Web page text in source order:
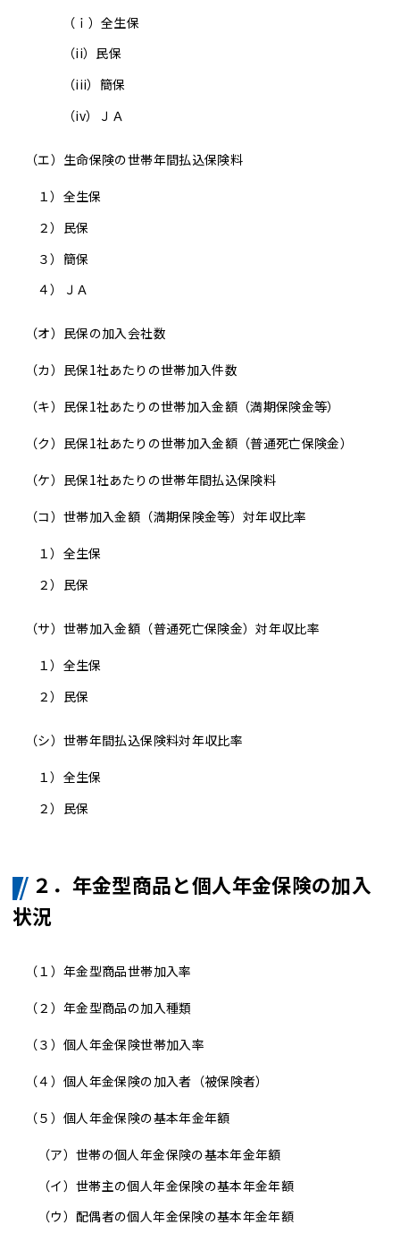
（ｉ）全生保
（ii） 民保
（iii） 簡保
（iv）
ＪＡ
（エ）生命保険の世帯年間払込保険料
１） 全生保
２）
民保
３） 簡保
４）
ＪＡ
（オ） 民保の加入会社数
（カ） 民保1社あたりの世帯加入件数
（キ） 民保1社あたりの世帯加入金額（満期保険金等）
（ク） 民保1社あたりの世帯加入金額（普通死亡保険金）
（ケ） 民保1社あたりの世帯年間払込保険料
（コ）世帯加入金額（満期保険金等）対年収比率
１） 全生保
２） 民保
（サ）世帯加入金額（普通死亡保険金）対年収比率
１） 全生保
２） 民保
（シ）世帯年間払込保険料対年収比率
１） 全生保
２）
民保
２．年金型商品と個人年金保険の加入
状況
（１）年金型商品世帯加入率
（２）年金型商品の加入種類
（３）個人年金保険世帯加入率
（４）個人年金保険の加入者（被保険者）
（５）個人年金保険の基本年金年額
（ア）世帯の個人年金保険の基本年金年額
（イ）世帯主の個人年金保険の基本年金年額
（ウ）配偶者の個人年金保険の基本年金年額